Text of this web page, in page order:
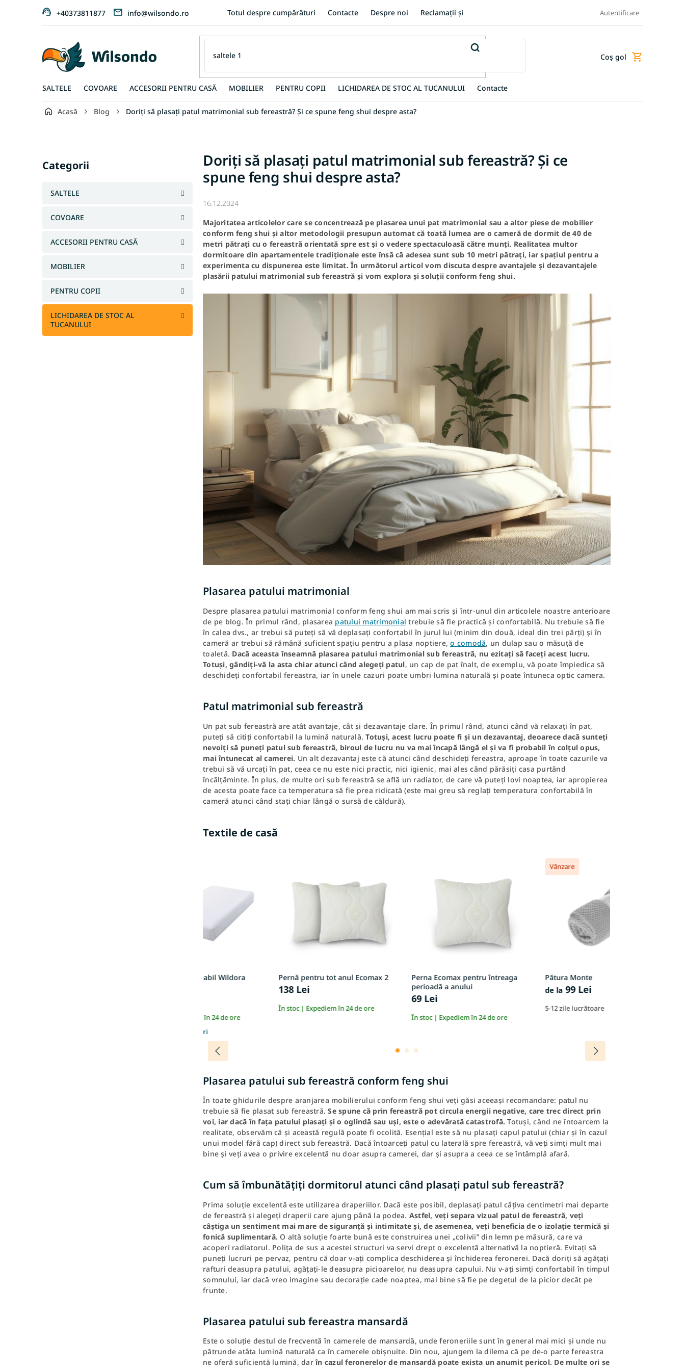
+40373811877 info@wilsondo.ro Totul despre cumpărături Contacte Despre noi Reclamații și retur produse Termeni și condiții
Autentificare
Coş
Coş gol
SALTELE COVOARE ACCESORII PENTRU CASĂ MOBILIER PENTRU COPII LICHIDAREA DE STOC AL TUCANULUI Contacte
Acasă Blog Doriți să plasați patul matrimonial sub fereastră? Și ce spune feng shui despre asta?
ă
l
peste
categorii
Categorii
SALTELE
COVOARE
ACCESORII PENTRU CASĂ
MOBILIER
PENTRU COPII
LICHIDAREA DE STOC AL
TUCANULUI
Doriți să plasați patul matrimonial sub fereastră? Și ce
spune feng shui despre asta?
16.12.2024
Majoritatea articolelor care se concentrează pe plasarea unui pat matrimonial sau a altor piese de mobilier
conform feng shui și altor metodologii presupun automat că toată lumea are o cameră de dormit de 40 de
metri pătrați cu o fereastră orientată spre est și o vedere spectaculoasă către munți. Realitatea multor
dormitoare din apartamentele tradiționale este însă că adesea sunt sub 10 metri pătrați, iar spațiul pentru a
experimenta cu dispunerea este limitat. În următorul articol vom discuta despre avantajele și dezavantajele
plasării patului matrimonial sub fereastră și vom explora și soluții conform feng shui.
Plasarea patului matrimonial
Despre plasarea patului matrimonial conform feng shui am mai scris și într-unul din articolele noastre anterioare
de pe blog. În primul rând, plasarea patului matrimonial trebuie să fie practică și confortabilă. Nu trebuie să fie
în calea dvs., ar trebui să puteți să vă deplasați confortabil în jurul lui (minim din două, ideal din trei părți) și în
cameră ar trebui să rămână suficient spațiu pentru a plasa noptiere,o comodă, un dulap sau o măsuță de
toaletă. Dacă aceasta înseamnă plasarea patului matrimonial sub fereastră, nu ezitați să faceți acest lucru.
Totuși, gândiți-vă la asta chiar atunci când alegeți patul, un cap de pat înalt, de exemplu, vă poate împiedica să
deschideți confortabil fereastra, iar în unele cazuri poate umbri lumina naturală și poate întuneca optic camera.
Patul matrimonial sub fereastră
Un pat sub fereastră are atât avantaje, cât și dezavantaje clare. În primul rând, atunci când vă relaxați în pat,
puteți să citiți confortabil la lumină naturală.Totuși, acest lucru poate fi și un dezavantaj, deoarece dacă sunteți
nevoiți să puneți patul sub fereastră, biroul de lucru nu va mai încapă lângă el și va fi probabil în colțul opus,
mai întunecat al camerei. Un alt dezavantaj este că atunci când deschideți fereastra, aproape în toate cazurile va
trebui să vă urcați în pat, ceea ce nu este nici practic, nici igienic, mai ales când părăsiți casa purtând
încălțăminte. În plus, de multe ori sub fereastră se află un radiator, de care vă puteți lovi noaptea, iar apropierea
de acesta poate face ca temperatura să fie prea ridicată (este mai greu să reglați temperatura confortabilă în
cameră atunci când stați chiar lângă o sursă de căldură).
Textile de casă
Pernă pentru tot anul Ecomax 2
138 Lei
În stoc | Expediem în 24 de ore
Perna Ecomax pentru întreaga
perioadă a anului
69 Lei
În stoc | Expediem în 24 de ore
Vânzare
Pătura Monte
de la99 Lei
5-12 zile lucrătoare
Cearșaf impermeabil Wildora
În stoc | Expediem în 24 de ore
Mai multe culori
Plasarea patului sub fereastră conform feng shui
În toate ghidurile despre aranjarea mobilierului conform feng shui veți găsi aceeași recomandare: patul nu
trebuie să fie plasat sub fereastră.Se spune că prin fereastră pot circula energii negative, care trec direct prin
voi, iar dacă în fața patului plasați și o oglindă sau uși, este o adevărată catastrofă. Totuși, când ne întoarcem la
realitate, observăm că și această regulă poate fi ocolită. Esențial este să nu plasați capul patului (chiar și în cazul
unui model fără cap) direct sub fereastră. Dacă întoarceți patul cu laterală spre fereastră, vă veți simți mult mai
bine și veți avea o privire excelentă nu doar asupra camerei, dar și asupra a ceea ce se întâmplă afară.
Cum să îmbunătățiți dormitorul atunci când plasați patul sub fereastră?
Prima soluție excelentă este utilizarea draperiilor. Dacă este posibil, deplasați patul câțiva centimetri mai departe
de fereastră și alegeți draperii care ajung până la podea. Astfel, veți separa vizual patul de fereastră, veți
câștiga un sentiment mai mare de siguranță și intimitate și, de asemenea, veți beneficia de o izolație termică și
fonică suplimentară. O altă soluție foarte bună este construirea unei „colivii” din lemn pe măsură, care va
acoperi radiatorul. Polița de sus a acestei structuri va servi drept o excelentă alternativă la noptieră. Evitați să
puneți lucruri pe pervaz, pentru că doar v-ați complica deschiderea și închiderea feronerei. Dacă doriți să agățați
rafturi deasupra patului, agățați-le deasupra picioarelor, nu deasupra capului. Nu v-ați simți confortabil în timpul
somnului, iar dacă vreo imagine sau decorație cade noaptea, mai bine să fie pe degetul de la picior decât pe
frunte.
Plasarea patului sub fereastra mansardă
Este o soluție destul de frecventă în camerele de mansardă, unde feroneriile sunt în general mai mici și unde nu
pătrunde atâta lumină naturală ca în camerele obișnuite. Din nou, ajungem la dilema că pe de-o parte fereastra
ne oferă suficientă lumină, darîn cazul feronerelor de mansardă poate exista un anumit pericol. De multe ori se